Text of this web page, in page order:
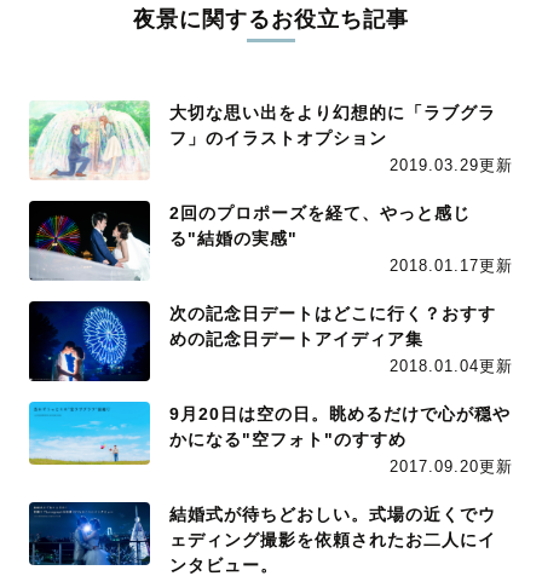
夜景に関するお役立ち記事
大切な思い出をより幻想的に「ラブグラ
フ」のイラストオプション
2019.03.29更新
2回のプロポーズを経て、やっと感じ
る"結婚の実感"
2018.01.17更新
次の記念日デートはどこに行く？おすす
めの記念日デートアイディア集
2018.01.04更新
9月20日は空の日。眺めるだけで心が穏や
かになる"空フォト"のすすめ
2017.09.20更新
結婚式が待ちどおしい。式場の近くでウ
ェディング撮影を依頼されたお二人にイ
ンタビュー。